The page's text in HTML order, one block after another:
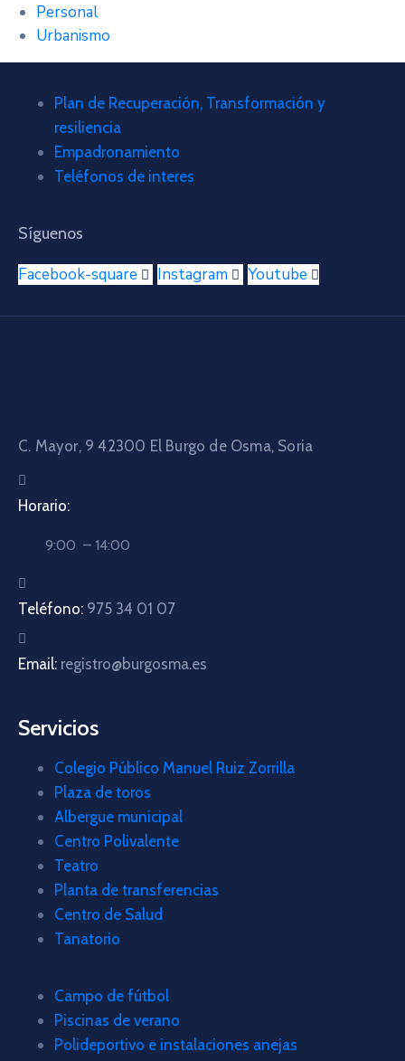
Personal
Urbanismo
Plan de Recuperación, Transformación y
resiliencia
Empadronamiento
Teléfonos de interes
Síguenos
Facebook-square Instagram Youtube
C. Mayor, 9 42300 El Burgo de Osma, Soria
Horario:
9:00 – 14:00
Teléfono: 975 34 01 07
Email: registro@burgosma.es
Servicios
Colegio Público Manuel Ruiz Zorrilla
Plaza de toros
Albergue municipal
Centro Polivalente
Teatro
Planta de transferencias
Centro de Salud
Tanatorio
Campo de fútbol
Piscinas de verano
Polideportivo e instalaciones anejas